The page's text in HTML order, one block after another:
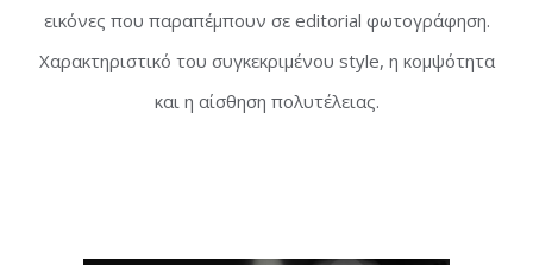
εικόνες που παραπέμπουν σε editorial φωτογράφηση.
Xαρακτηριστικό του συγκεκριμένου style, η κομψότητα
και η αίσθηση πολυτέλειας.